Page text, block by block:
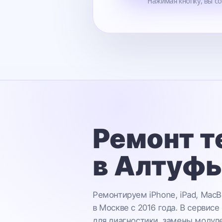
Ремонт
в
Ремонтируем iPhone, iPad,
в Москве с 2016 года. В